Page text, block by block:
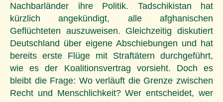
Nachbarländer ihre Politik. Tadschikistan hat
kürzlich angekündigt, alle afghanischen
Geflüchteten auszuweisen. Gleichzeitig diskutiert
Deutschland über eigene Abschiebungen und hat
bereits erste Flüge mit Straftätern durchgeführt,
wie es der Koalitionsvertrag vorsieht. Doch es
bleibt die Frage: Wo verläuft die Grenze zwischen
Recht und Menschlichkeit? Wer entscheidet, wer